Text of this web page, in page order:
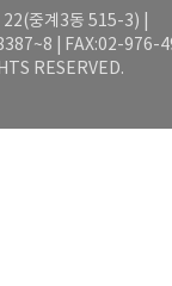
중계3동 515-3) |
| FAX:02-976-
RESERVED.